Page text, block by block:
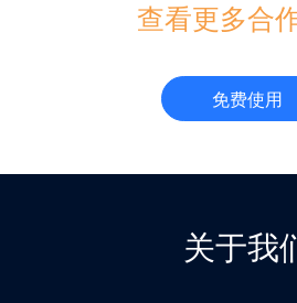
查看更多合
免费使用
关于我